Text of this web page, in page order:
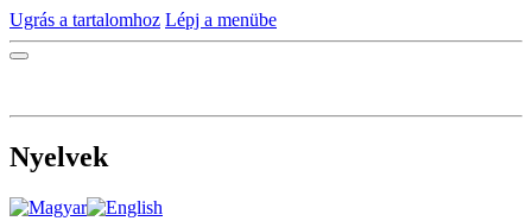
Ugrás a tartalomhoz Lépj a menübe
Nyelvek